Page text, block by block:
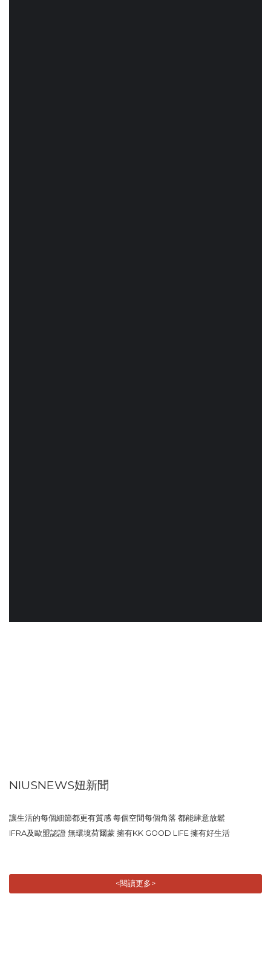
NIUSNEWS妞新聞
讓生活的每個細節都更有質感 每個空間每個角落 都能肆意放鬆
IFRA及歐盟認證 無環境荷爾蒙 擁有KK GOOD LIFE 擁有好生活
<閱讀更多>